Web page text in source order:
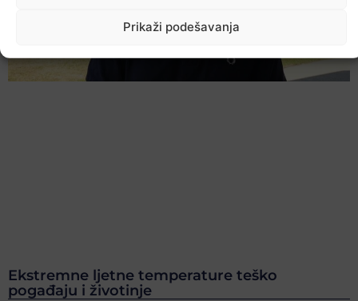
Prikaži podešavanja
Ekstremne ljetne temperature teško
pogađaju i životinje